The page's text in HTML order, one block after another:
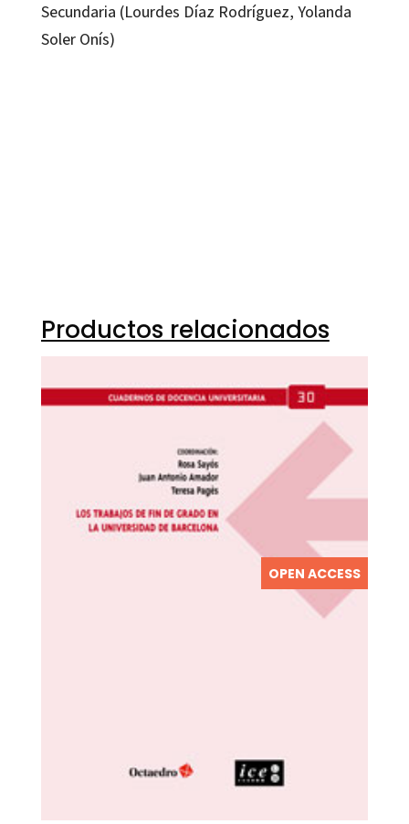
Secundaria (Lourdes Díaz Rodríguez, Yolanda
Soler Onís)
Productos relacionados
OPEN ACCESS